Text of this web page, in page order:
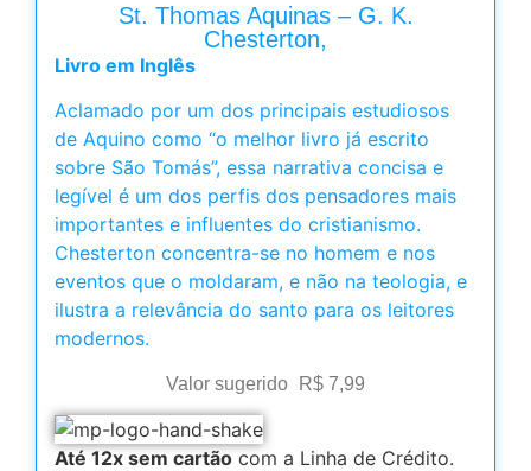
St. Thomas Aquinas – G. K.
Chesterton,
Livro em Inglês
Aclamado por um dos principais estudiosos
de Aquino como “o melhor livro já escrito
sobre São Tomás”, essa narrativa concisa e
legível é um dos perfis dos pensadores mais
importantes e influentes do cristianismo.
Chesterton concentra-se no homem e nos
eventos que o moldaram, e não na teologia, e
ilustra a relevância do santo para os leitores
modernos.
Valor sugerido R$ 7,99
Até 12x sem cartão com a Linha de Crédito.